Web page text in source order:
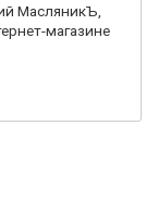
МасляникЪ,
магазине